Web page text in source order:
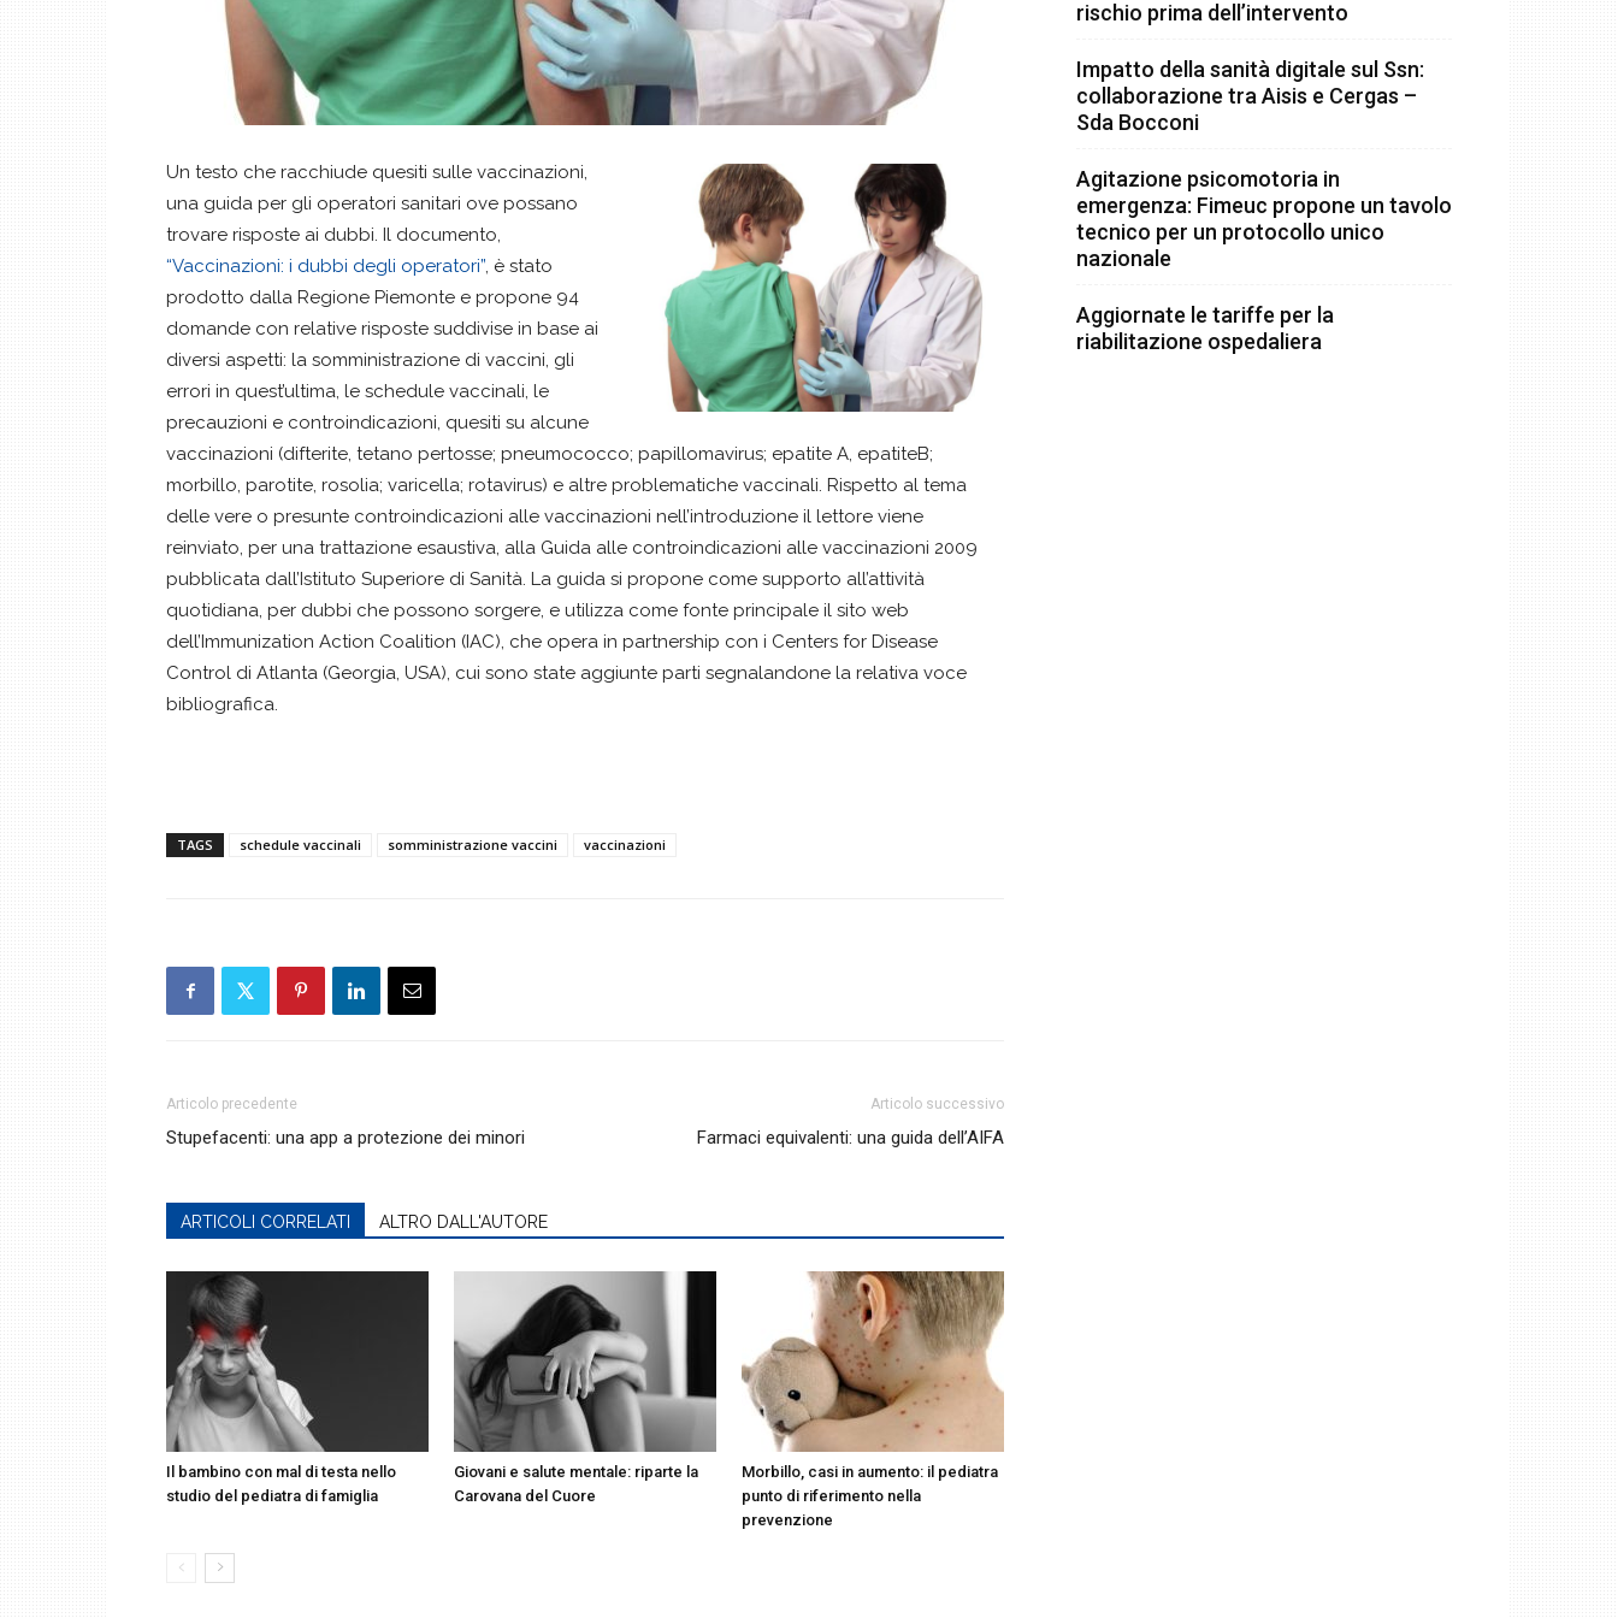
Un testo che racchiude quesiti sulle vaccinazioni,
una guida per gli operatori sanitari ove possano
trovare risposte ai dubbi. Il documento,
“Vaccinazioni: i dubbi degli operatori”, è stato
prodotto dalla Regione Piemonte e propone 94
domande con relative risposte suddivise in base ai
diversi aspetti: la somministrazione di vaccini, gli
errori in quest’ultima, le schedule vaccinali, le
precauzioni e controindicazioni, quesiti su alcune
vaccinazioni (difterite, tetano pertosse; pneumococco; papillomavirus; epatite A, epatiteB;
morbillo, parotite, rosolia; varicella; rotavirus) e altre problematiche vaccinali. Rispetto al tema
delle vere o presunte controindicazioni alle vaccinazioni nell’introduzione il lettore viene
reinviato, per una trattazione esaustiva, alla Guida alle controindicazioni alle vaccinazioni 2009
pubblicata dall’Istituto Superiore di Sanità. La guida si propone come supporto all’attività
quotidiana, per dubbi che possono sorgere, e utilizza come fonte principale il sito web
dell’Immunization Action Coalition (IAC), che opera in partnership con i Centers for Disease
Control di Atlanta (Georgia, USA), cui sono state aggiunte parti segnalandone la relativa voce
bibliografica.
TAGS schedule vaccinali somministrazione vaccini vaccinazioni
Articolo precedente
Stupefacenti: una app a protezione dei minori
Articolo successivo
Farmaci equivalenti: una guida dell’AIFA
ARTICOLI CORRELATI ALTRO DALL'AUTORE
Il bambino con mal di testa nello
studio del pediatra di famiglia
Giovani e salute mentale: riparte la
Carovana del Cuore
Morbillo, casi in aumento: il pediatra
punto di riferimento nella
prevenzione
rischio prima dell’intervento
Impatto della sanità digitale sul Ssn:
collaborazione tra Aisis e Cergas –
Sda Bocconi
Agitazione psicomotoria in
emergenza: Fimeuc propone un tavolo
tecnico per un protocollo unico
nazionale
Aggiornate le tariffe per la
riabilitazione ospedaliera